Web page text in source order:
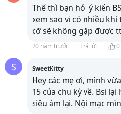
Thế thì bạn hỏi ý kiến
xem sao vì có nhiều
cỡ sẽ không gặp được
20 năm trước Trả lời 0
S SweetKitty
Hey các mẹ ơi, mình
15 của chu kỳ về. Bsi
siêu âm lại. Nội mạc